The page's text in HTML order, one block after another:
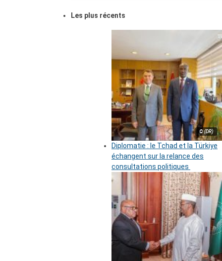
Les plus récents
© (DR)
Diplomatie : le Tchad et la Türkiye
échangent sur la relance des
consultations politiques